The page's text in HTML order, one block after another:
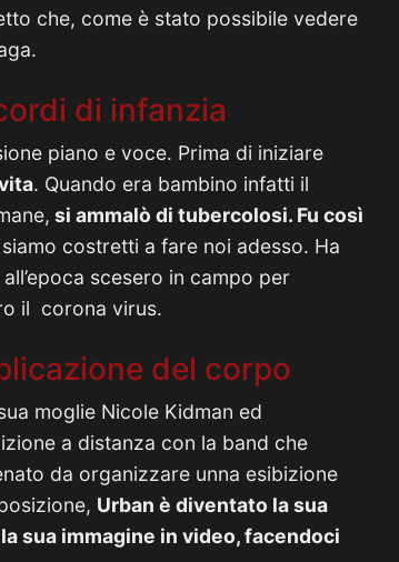
che, come è stato possibile vedere
di infanzia
piano e voce. Prima di iniziare
. Quando era bambino infatti il
si ammalò di tubercolosi. Fu così
costretti a fare noi adesso. Ha
scesero in campo per
il corona virus.
del corpo
moglie Nicole Kidman ed
a distanza con la band che
da organizzare unna esibizione
Urban è diventato la sua
sua immagine in video, facendoci